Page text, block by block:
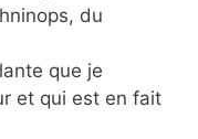
du
que je
et qui est en fait